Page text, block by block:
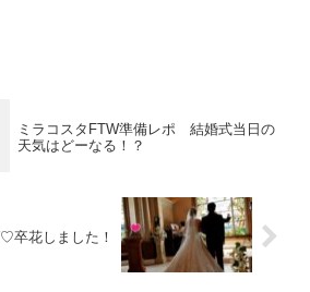
ミラコスタFTW準備レポ 結婚式当日の
天気はどーなる！？
卒花しました！